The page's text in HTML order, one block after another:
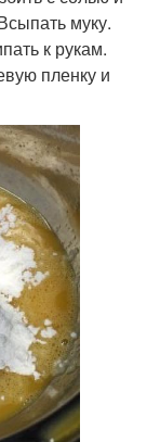
муку.
к рукам.
пленку и